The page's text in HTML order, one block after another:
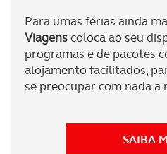
Para umas férias ainda
Viagenscoloca ao seu
programas e de pacotes
alojamento facilitados,
se preocupar com nada a
SAIBA